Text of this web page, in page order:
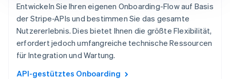
Entwickeln Sie Ihren eigenen Onboarding-Flow auf Basis
der Stripe-APIs und bestimmen Sie das gesamte
Nutzererlebnis. Dies bietet Ihnen die größte Flexibilität,
erfordert jedoch umfangreiche technische Ressourcen
für Integration und Wartung.
API-gestütztes Onboarding